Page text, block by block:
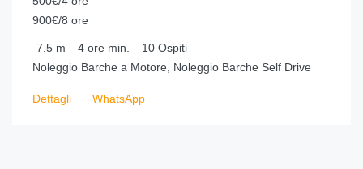
900€/8 ore
7.5 m 4 ore min. 10 Ospiti
Noleggio Barche a Motore, Noleggio Barche Self Drive
Dettagli WhatsApp